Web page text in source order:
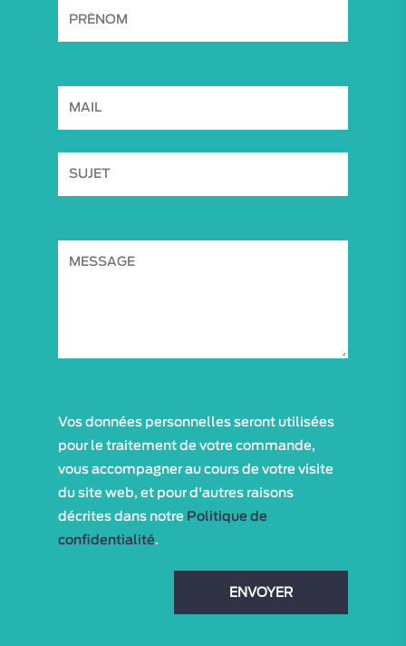
Vos données personnelles seront utilisées
pour le traitement de votre commande,
vous accompagner au cours de votre visite
du site web, et pour d'autres raisons
décrites dans notre Politique de
confidentialité.